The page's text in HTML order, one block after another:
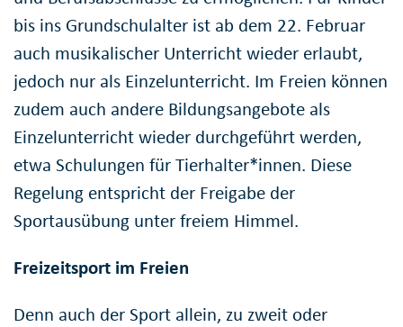
bis ins Grundschulalter ist ab dem 22. Februar
auch musikalischer Unterricht wieder erlaubt,
jedoch nur als Einzelunterricht. Im Freien können
zudem auch andere Bildungsangebote als
Einzelunterricht wieder durchgeführt werden,
etwa Schulungen für Tierhalter*innen. Diese
Regelung entspricht der Freigabe der
Sportausübung unter freiem Himmel.
Freizeitsport im Freien
Denn auch der Sport allein, zu zweit oder